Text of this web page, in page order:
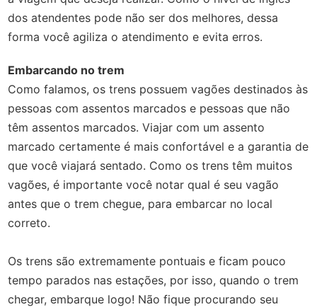
dos atendentes pode não ser dos melhores, dessa
forma você agiliza o atendimento e evita erros.
Embarcando no trem
Como falamos, os trens possuem vagões destinados às
pessoas com assentos marcados e pessoas que não
têm assentos marcados. Viajar com um assento
marcado certamente é mais confortável e a garantia de
que você viajará sentado. Como os trens têm muitos
vagões, é importante você notar qual é seu vagão
antes que o trem chegue, para embarcar no local
correto.
Os trens são extremamente pontuais e ficam pouco
tempo parados nas estações, por isso, quando o trem
chegar, embarque logo! Não fique procurando seu